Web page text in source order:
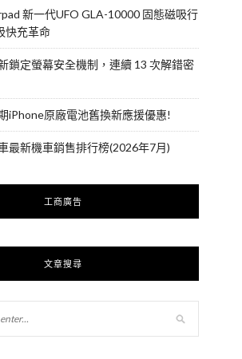
新一代UFO GLA-10000 固態磁吸行
快充革命
鎖定螢幕安全機制，連續 13 次解錯密
iPhone原廠電池舊換新應援優惠!
最新機車銷售排行榜(2026年7月)
工商廣告
文章搜尋